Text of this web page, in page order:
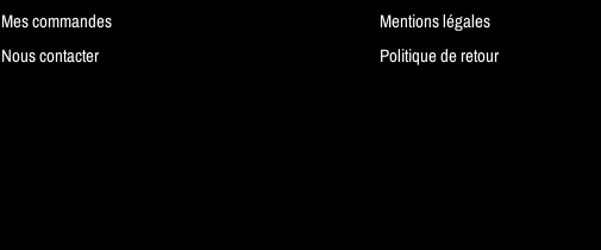
Mes commandes
Nous contacter
Mentions légales
Politique de retour